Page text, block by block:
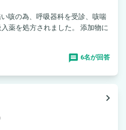
処方されました。 添加物に
6名が回答
navigate_next